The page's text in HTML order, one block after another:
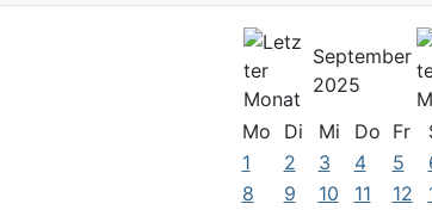
September
2025
Mo
Di Mi Do Fr
1
2 3 4 5
8
9 10 11 12